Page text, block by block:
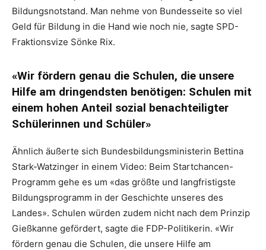
Bildungsnotstand. Man nehme von Bundesseite so viel
Geld für Bildung in die Hand wie noch nie, sagte SPD-
Fraktionsvize Sönke Rix.
«Wir fördern genau die Schulen, die unsere
Hilfe am dringendsten benötigen: Schulen mit
einem hohen Anteil sozial benachteiligter
Schülerinnen und Schüler»
Ähnlich äußerte sich Bundesbildungsministerin Bettina
Stark-Watzinger in einem Video: Beim Startchancen-
Programm gehe es um «das größte und langfristigste
Bildungsprogramm in der Geschichte unseres des
Landes». Schulen würden zudem nicht nach dem Prinzip
Gießkanne gefördert, sagte die FDP-Politikerin. «Wir
fördern genau die Schulen, die unsere Hilfe am